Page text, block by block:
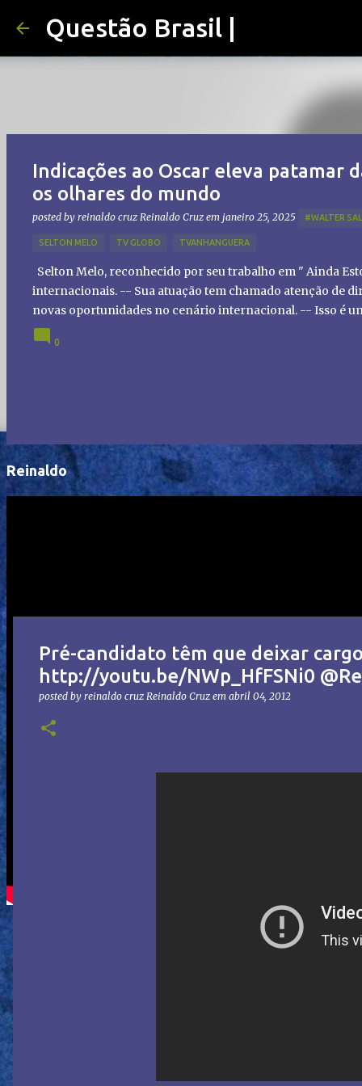
Questão Brasil |
Indicações ao Oscar eleva
os olhares do mundo
posted by reinaldo cruz Reinaldo Cruz em janeiro 25, 2025 #WALTER
SELTON MELO TV GLOBO TVANHANGUERA
Selton Melo, reconhecido por seu trabalho em " Ainda
internacionais. -- Sua atuação tem chamado atenção de
novas oportunidades no cenário internacional. -- Isso é
global!
0
Reinaldo
Pré-candidato têm que deixar
http://youtu.be/NWp_HfFSNi0
posted by reinaldo cruz Reinaldo Cruz em abril 04, 2012